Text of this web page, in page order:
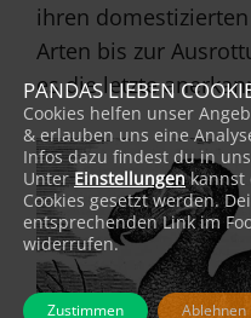
ihren
Arten bis zur
es die letzte
PANDAS LIEBEN
Cookies helfen unser
& erlauben uns eine
Infos dazu findest du in
UnterEinstellungen kannst
Cookies gesetzt werden.
entsprechenden Link im
widerrufen.
Zustimmen Ablehnen